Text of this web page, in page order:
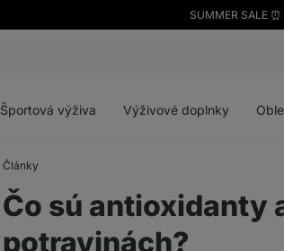
SUMMER SALE
Športová výživa Výživové doplnky
Články
Čo sú antioxidanty
potravinách?